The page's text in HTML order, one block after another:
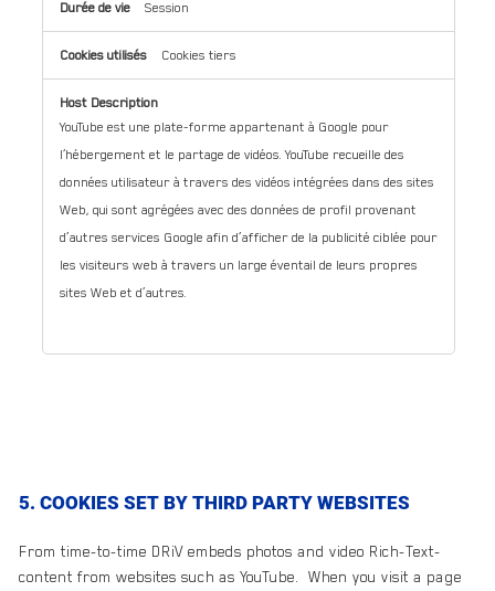
Session
Cookies tiers
YouTube est une plate-forme appartenant à Google pour
l’hébergement et le partage de vidéos. YouTube recueille des
données utilisateur à travers des vidéos intégrées dans des sites
Web, qui sont agrégées avec des données de profil provenant
d’autres services Google afin d’afficher de la publicité ciblée pour
les visiteurs web à travers un large éventail de leurs propres
sites Web et d’autres.
5. COOKIES SET BY THIRD PARTY WEBSITES
From time-to-time DRiV embeds photos and video Rich-Text-
content from websites such as YouTube. When you visit a page